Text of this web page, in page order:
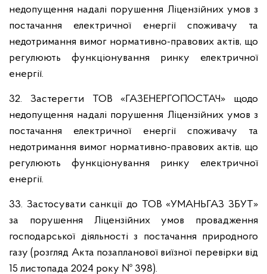
недопущення надалі порушення Ліцензійних умов з
постачання електричної енергії споживачу та
недотримання вимог нормативно-правових актів, що
регулюють функціонування ринку електричної
енергії.
32. Застерегти ТОВ «ГАЗЕНЕРГОПОСТАЧ» щодо
недопущення надалі порушення Ліцензійних умов з
постачання електричної енергії споживачу та
недотримання вимог нормативно-правових актів, що
регулюють функціонування ринку електричної
енергії.
33. Застосувати санкції до ТОВ «УМАНЬГАЗ ЗБУТ»
за порушення Ліцензійних умов провадження
господарської діяльності з постачання природного
газу (розгляд Акта позапланової виїзної перевірки від
15 листопада 2024 року № 398).